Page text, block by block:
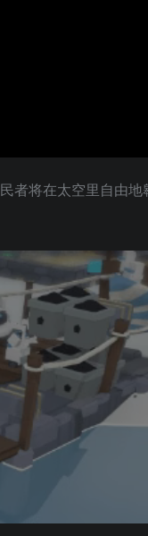
者将在太空里自由